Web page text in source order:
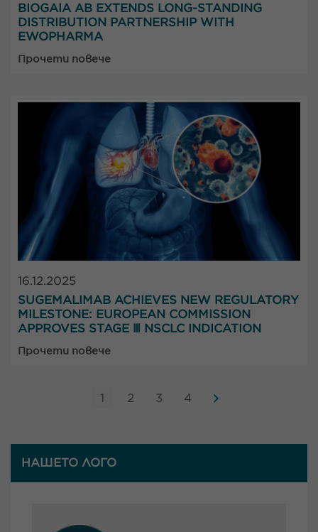
НАШЕТО ЛОГО
BIOGAIA AB EXTENDS LONG-STANDING
DISTRIBUTION PARTNERSHIP WITH
EWOPHARMA
Прочети повече
16.12.2025
SUGEMALIMAB ACHIEVES NEW REGULATORY
MILESTONE: EUROPEAN COMMISSION
APPROVES STAGE Ⅲ NSCLC INDICATION
Прочети повече
1 2 3 4